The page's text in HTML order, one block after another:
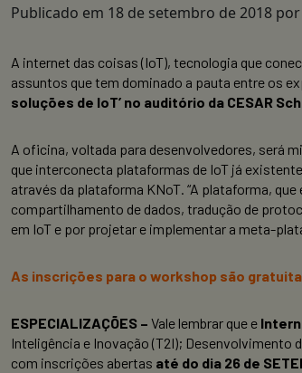
Publicado em 18 de setembro de 2018 por
A internet das coisas (IoT), tecnologia que
assuntos que tem dominado a pauta entre os
soluções de IoT’ no auditório da CESAR
A oficina, voltada para desenvolvedores, será
que interconecta plataformas de IoT já
através da plataforma KNoT. “A plataforma,
compartilhamento de dados, tradução de
em IoT e por projetar e implementar a meta-
As inscrições para o workshop são
ESPECIALIZAÇÕES – Vale lembrar que e
Inteligência e Inovação (T2I); Desenvolvimento
com inscrições abertas até do dia 26 de